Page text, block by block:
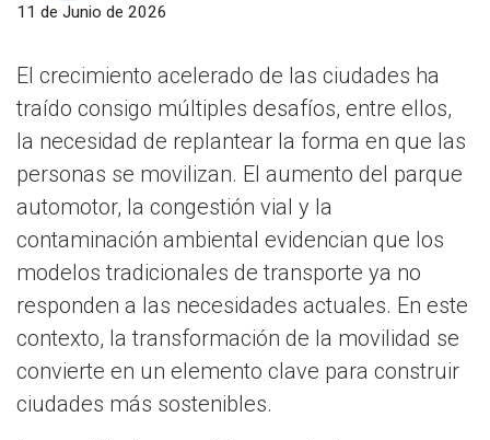
11 de Junio de 2026
El crecimiento acelerado de las ciudades ha
traído consigo múltiples desafíos, entre ellos,
la necesidad de replantear la forma en que las
personas se movilizan. El aumento del parque
automotor, la congestión vial y la
contaminación ambiental evidencian que los
modelos tradicionales de transporte ya no
responden a las necesidades actuales. En este
contexto, la transformación de la movilidad se
convierte en un elemento clave para construir
ciudades más sostenibles.